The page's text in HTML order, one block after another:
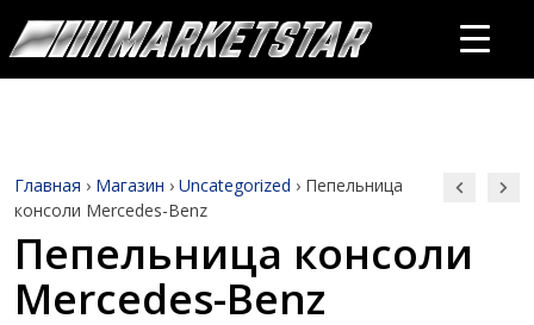
Главная › Магазин › Uncategorized › Пепельница
консоли Mercedes-Benz
Пепельница консоли
Mercedes-Benz